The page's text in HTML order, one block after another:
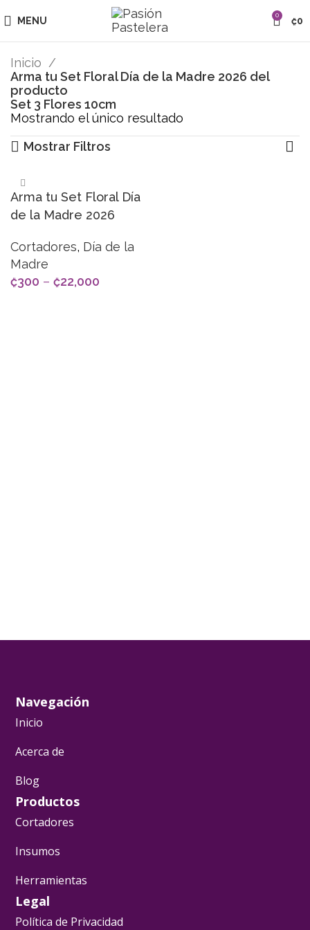
MENU 0 ₡0
Inicio
Arma tu Set Floral Día de la Madre 2026 del
producto
Set 3 Flores 10cm
Mostrando el único resultado
Mostrar Filtros
Arma tu Set Floral Día
de la Madre 2026
Cortadores, Día de la
Madre
₡300 – ₡22,000
Navegación
Inicio
Acerca de
Blog
Productos
Cortadores
Insumos
Herramientas
Legal
Política de Privacidad